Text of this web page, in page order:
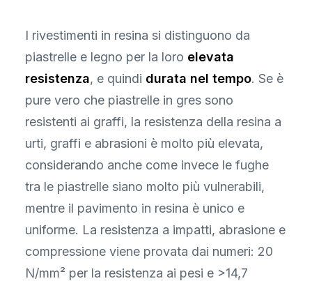
I rivestimenti in resina si distinguono da
piastrelle e legno per la loro elevata
resistenza, e quindi durata nel tempo. Se è
pure vero che piastrelle in gres sono
resistenti ai graffi, la resistenza della resina a
urti, graffi e abrasioni è molto più elevata,
considerando anche come invece le fughe
tra le piastrelle siano molto più vulnerabili,
mentre il pavimento in resina è unico e
uniforme. La resistenza a impatti, abrasione e
compressione viene provata dai numeri: 20
N/mm² per la resistenza ai pesi e >14,7